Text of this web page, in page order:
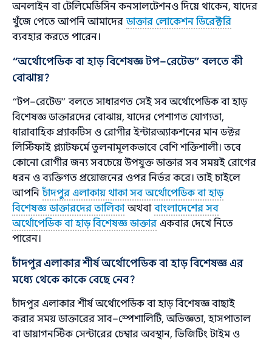
অনলাইন বা টেলিমেডিসিন কনসালটেশনও দিয়ে থাকেন, যাদের
খুঁজে পেতে আপনি আমাদেরডাক্তার লোকেশন ডিরেক্টরি
ব্যবহার করতে পারেন।
“অর্থোপেডিক বা হাড় বিশেষজ্ঞ টপ–রেটেড” বলতে কী
বোঝায়?
“টপ–রেটেড” বলতে সাধারণত সেই সব অর্থোপেডিক বা হাড়
বিশেষজ্ঞ ডাক্তারদের বোঝায়, যাদের পেশাগত যোগ্যতা,
ধারাবাহিক প্র্যাকটিস ও রোগীর ইন্টারঅ্যাকশনের মান ডক্টর
লিস্টিফাই প্ল্যাটফর্মে তুলনামূলকভাবে বেশি শক্তিশালী। তবে
কোনো রোগীর জন্য সবচেয়ে উপযুক্ত ডাক্তার সব সময়ই রোগের
ধরন ও ব্যক্তিগত প্রয়োজনের ওপর নির্ভর করে। তাই চাইলে
আপনিচাঁদপুর এলাকায় থাকা সব অর্থোপেডিক বা হাড়
বিশেষজ্ঞ ডাক্তারদের তালিকাঅথবাবাংলাদেশের সব
অর্থোপেডিক বা হাড় বিশেষজ্ঞ ডাক্তার একবার দেখে নিতে
পারেন।
চাঁদপুর এলাকার শীর্ষ অর্থোপেডিক বা হাড় বিশেষজ্ঞ এর
মধ্যে থেকে কাকে বেছে নেব?
চাঁদপুর এলাকার শীর্ষ অর্থোপেডিক বা হাড় বিশেষজ্ঞ বাছাই
করার সময় ডাক্তারের সাব–স্পেশালিটি, অভিজ্ঞতা, হাসপাতাল
বা ডায়াগনস্টিক সেন্টারের চেম্বার অবস্থান, ভিজিটিং টাইম ও